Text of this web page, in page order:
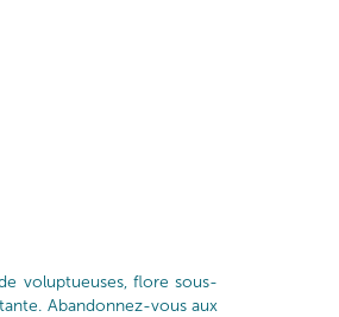
voluptueuses, flore sous-
Abandonnez-vous aux